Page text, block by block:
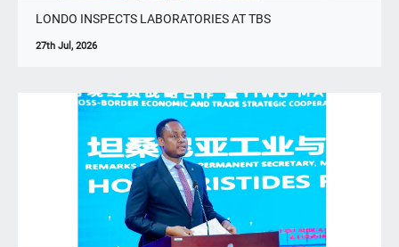
LONDO INSPECTS LABORATORIES AT TBS
27th Jul, 2026